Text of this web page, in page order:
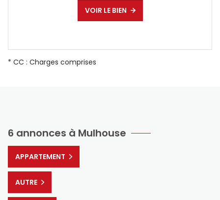
VOIR LE BIEN
* CC : Charges comprises
6 annonces à Mulhouse
APPARTEMENT
AUTRE